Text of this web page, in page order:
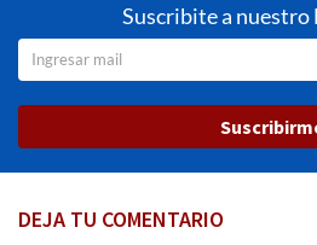
Suscribite a
DEJA TU COMENTARIO